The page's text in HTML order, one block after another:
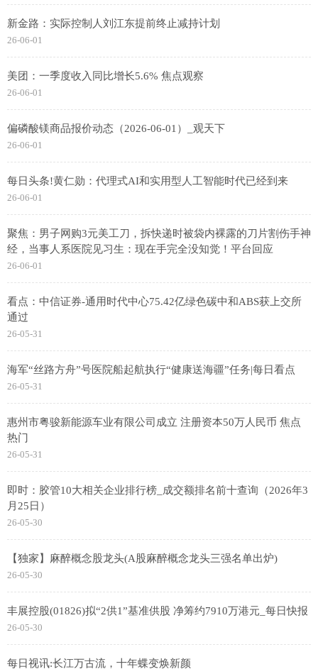
新金路：实际控制人刘江东提前终止减持计划
26-06-01
美团：一季度收入同比增长5.6% 焦点观察
26-06-01
偏磷酸镁商品报价动态（2026-06-01）_观天下
26-06-01
每日头条!黄仁勋：代理式AI和实用型人工智能时代已经到来
26-06-01
聚焦：男子网购3元美工刀，拆快递时被袋内裸露的刀片割伤手神
经，当事人系医院见习生：现在手完全没知觉！平台回应
26-06-01
看点：中信证券-通用时代中心75.42亿绿色碳中和ABS获上交所
通过
26-05-31
海军“丝路方舟”号医院船起航执行“健康送海疆”任务|每日看点
26-05-31
惠州市粤骏新能源车业有限公司成立 注册资本50万人民币 焦点
热门
26-05-31
即时：胶管10大相关企业排行榜_成交额排名前十查询（2026年3
月25日）
26-05-30
【独家】麻醉概念股龙头(A股麻醉概念龙头三强名单出炉)
26-05-30
丰展控股(01826)拟“2供1”基准供股 净筹约7910万港元_每日快报
26-05-30
每日视讯:长江万古流，十年蝶变焕新颜